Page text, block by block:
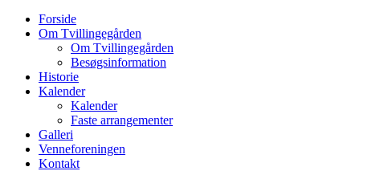
Forside
Om Tvillingegården
Om Tvillingegården
Besøgsinformation
Historie
Kalender
Kalender
Faste arrangementer
Galleri
Venneforeningen
Kontakt